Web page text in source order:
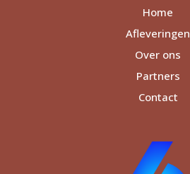
Home
Afleveringen
Over ons
Partners
Contact